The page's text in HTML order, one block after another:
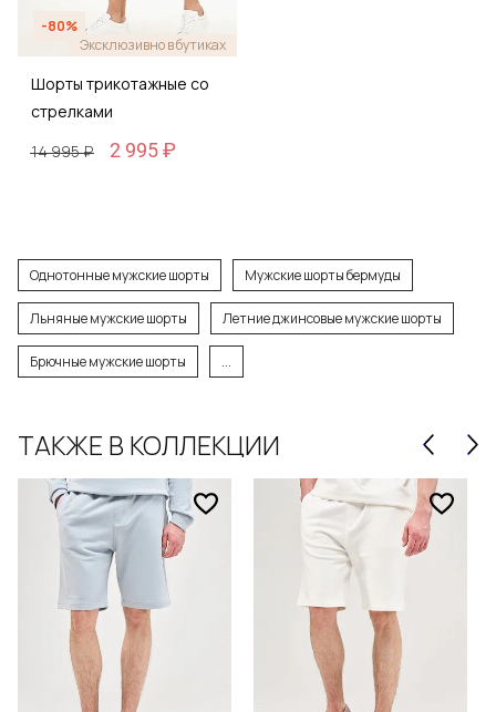
-80%
Эксклюзивно в бутиках
Шорты трикотажные со
стрелками
14 995 ₽
2 995 ₽
Однотонные мужские шорты Мужские шорты бермуды
Льняные мужские шорты Летние джинсовые мужские шорты
Брючные мужские шорты ...
ТАКЖЕ В КОЛЛЕКЦИИ